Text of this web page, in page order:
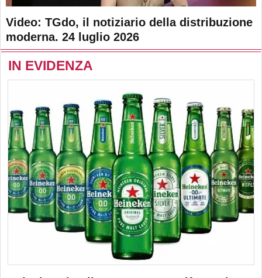
Video: TGdo, il notiziario della distribuzione
moderna. 24 luglio 2026
IN EVIDENZA